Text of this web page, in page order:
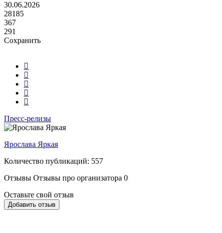
30.06.2026
28185
367
291
Сохранить
Пресс-релизы
Ярослава Яркая
Количество публикаций: 557
Отзывы Отзывы про организатора 0
Оставьте свой отзыв
Добавить отзыв